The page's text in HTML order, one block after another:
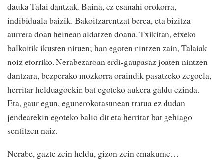
dauka Talai dantzak. Baina, ez esanahi orokorra,
indibiduala baizik. Bakoitzarentzat berea, eta bizitza
aurrera doan heinean aldatzen doana. Txikitan, etxeko
balkoitik ikusten nituen; han egoten nintzen zain, Talaiak
noiz etorriko. Nerabezaroan erdi-gaupasaz joaten nintzen
dantzara, bezperako mozkorra oraindik pasatzeko zegoela,
herritar helduagoekin bat egoteko aukera galdu ezinda.
Eta, gaur egun, egunerokotasunean tratua ez dudan
jendearekin egoteko balio dit eta herritar bat gehiago
sentitzen naiz.
Nerabe, gazte zein heldu, gizon zein emakume…